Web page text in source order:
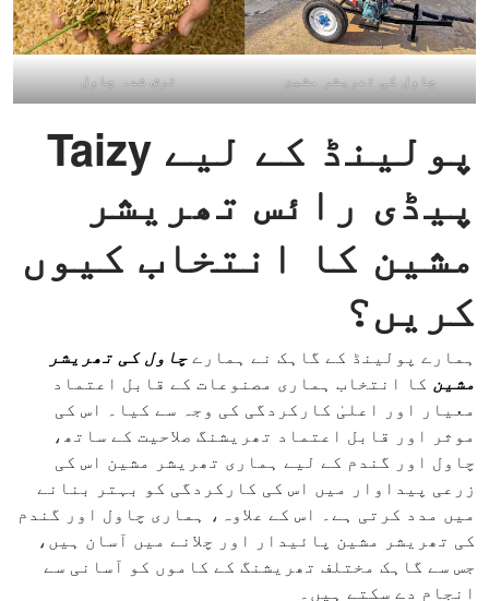
چاول کی تھریشر مشین ترش شدہ چاول
پولینڈ کے لیے Taizy
پیڈی رائس تھریشر
مشین کا انتخاب کیوں
کریں؟
ہمارے پولینڈ کے گاہک نے ہمارےچاول کی تھریشر
مشین کا انتخاب ہماری مصنوعات کے قابل اعتماد
معیار اور اعلیٰ کارکردگی کی وجہ سے کیا۔ اس کی
موثر اور قابل اعتماد تھریشنگ صلاحیت کے ساتھ،
چاول اور گندم کے لیے ہماری تھریشر مشین اس کی
زرعی پیداوار میں اس کی کارکردگی کو بہتر بنانے
میں مدد کرتی ہے۔ اس کے علاوہ، ہماری چاول اور گندم
کی تھریشر مشین پائیدار اور چلانے میں آسان ہیں،
جس سے گاہک مختلف تھریشنگ کے کاموں کو آسانی سے
انجام دے سکتے ہیں۔